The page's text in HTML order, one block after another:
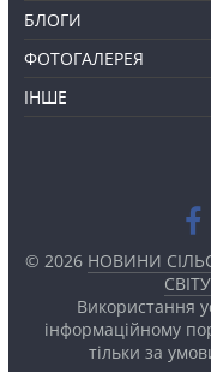
БЛОГИ
ФОТОГАЛЕРЕЯ
ІНШЕ
© 2026 НОВИНИ
СВІТУ
Використання
інформаційному
тільки за